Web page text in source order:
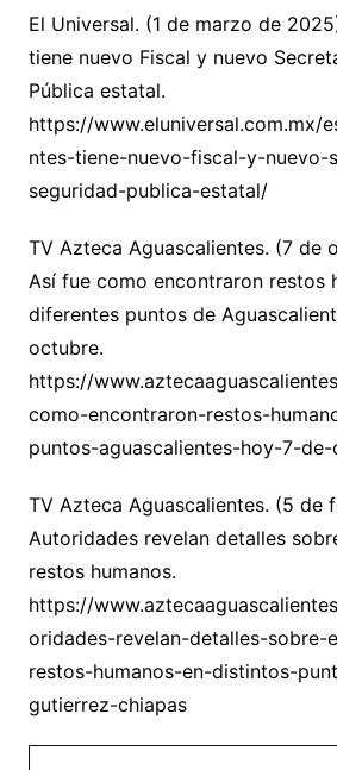
El Universal. (1 de marzo de
tiene nuevo Fiscal y nuevo
Pública estatal.
https://www.eluniversal.com.mx/
ntes-tiene-nuevo-fiscal-y-nuevo-
seguridad-publica-estatal/
TV Azteca Aguascalientes. (7 de
Así fue como encontraron restos
diferentes puntos de
octubre.
https://
como-encontraron-restos-
puntos-aguascalientes-hoy-7-
TV Azteca Aguascalientes. (5 de
Autoridades revelan detalles
restos humanos.
https://
oridades-revelan-detalles-sobre-
restos-humanos-en-distintos-
gutierrez-chiapas